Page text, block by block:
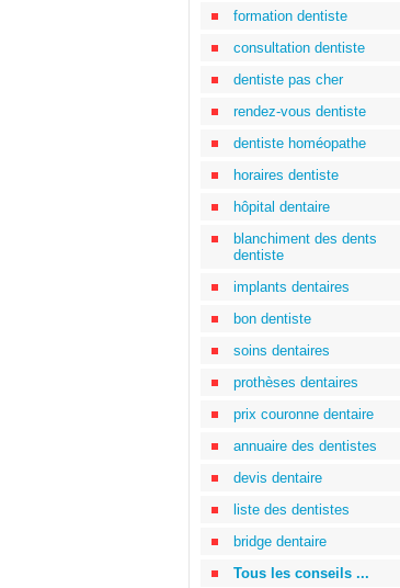
formation dentiste
consultation dentiste
dentiste pas cher
rendez-vous dentiste
dentiste homéopathe
horaires dentiste
hôpital dentaire
blanchiment des dents
dentiste
implants dentaires
bon dentiste
soins dentaires
prothèses dentaires
prix couronne dentaire
annuaire des dentistes
devis dentaire
liste des dentistes
bridge dentaire
Tous les conseils ...